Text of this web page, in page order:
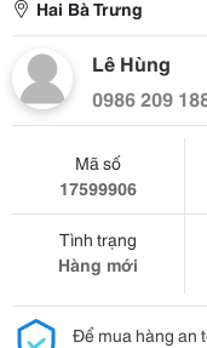
Hai Bà Trưng
Lê Hùng
0986 209
Mã số
17599906
Tình trạng
Hàng mới
Để mua hàng an